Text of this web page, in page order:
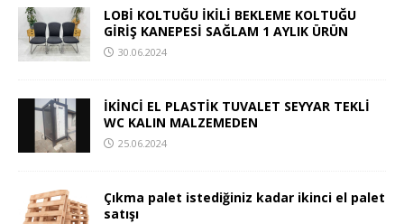
LOBİ KOLTUĞU İKİLİ BEKLEME KOLTUĞU
GİRİŞ KANEPESİ SAĞLAM 1 AYLIK ÜRÜN
30.06.2024
İKİNCİ EL PLASTİK TUVALET SEYYAR TEKLİ
WC KALIN MALZEMEDEN
25.06.2024
Çıkma palet istediğiniz kadar ikinci el palet
satışı